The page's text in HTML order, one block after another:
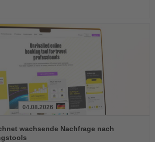
04.08.2026
wachsende Nachfrage nach